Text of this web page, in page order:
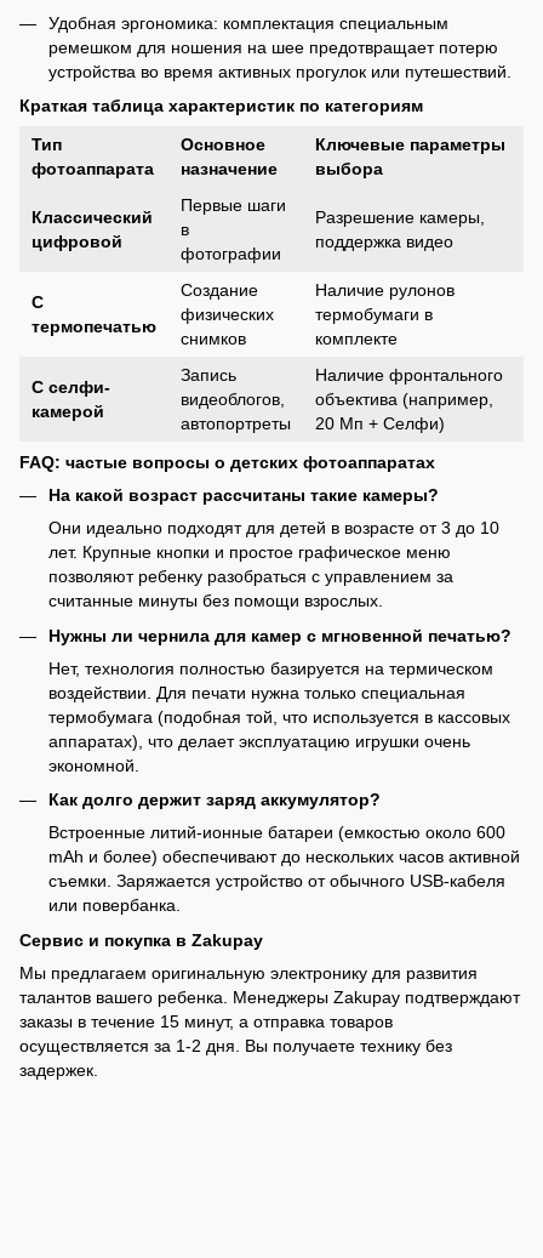
Удобная эргономика: комплектация специальным
ремешком для ношения на шее предотвращает потерю
устройства во время активных прогулок или путешествий.
Краткая таблица характеристик по категориям
Тип
фотоаппарата
Основное
назначение
Ключевые параметры
выбора
Классический
цифровой
Первые шаги
в
фотографии
Разрешение камеры,
поддержка видео
С
термопечатью
Создание
физических
снимков
Наличие рулонов
термобумаги в
комплекте
С селфи-
камерой
Запись
видеоблогов,
автопортреты
Наличие фронтального
объектива (например,
20 Мп + Селфи)
FAQ: частые вопросы о детских фотоаппаратах
На какой возраст рассчитаны такие камеры?
Они идеально подходят для детей в возрасте от 3 до 10
лет. Крупные кнопки и простое графическое меню
позволяют ребенку разобраться с управлением за
считанные минуты без помощи взрослых.
Нужны ли чернила для камер с мгновенной печатью?
Нет, технология полностью базируется на термическом
воздействии. Для печати нужна только специальная
термобумага (подобная той, что используется в кассовых
аппаратах), что делает эксплуатацию игрушки очень
экономной.
Как долго держит заряд аккумулятор?
Встроенные литий-ионные батареи (емкостью около 600
mAh и более) обеспечивают до нескольких часов активной
съемки. Заряжается устройство от обычного USB-кабеля
или повербанка.
Сервис и покупка в Zakupay
Мы предлагаем оригинальную электронику для развития
талантов вашего ребенка. Менеджеры Zakupay подтверждают
заказы в течение 15 минут, а отправка товаров
осуществляется за 1-2 дня. Вы получаете технику без
задержек.